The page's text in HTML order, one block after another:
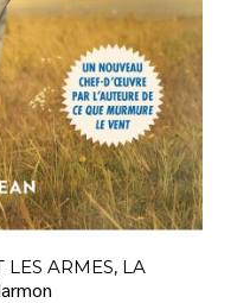
ARMES, LA